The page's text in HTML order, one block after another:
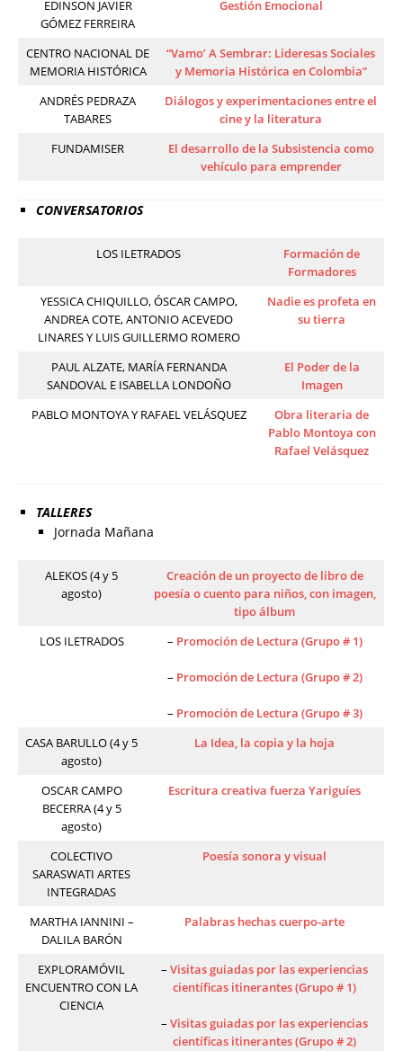
EDINSON JAVIER
GÓMEZ FERREIRA
Gestión Emocional
CENTRO NACIONAL DE
MEMORIA HISTÓRICA
“Vamo’ A Sembrar: Lideresas Sociales
y Memoria Histórica en Colombia”
ANDRÉS PEDRAZA
TABARES
Diálogos y experimentaciones entre el
cine y la literatura
FUNDAMISER
El desarrollo de la Subsistencia como
vehículo para emprender
CONVERSATORIOS
LOS ILETRADOS
Formación de
Formadores
YESSICA CHIQUILLO, ÓSCAR CAMPO,
ANDREA COTE, ANTONIO ACEVEDO
LINARES Y LUIS GUILLERMO ROMERO
Nadie es profeta en
su tierra
PAUL ALZATE, MARÍA FERNANDA
SANDOVAL E ISABELLA LONDOÑO
El Poder de la
Imagen
PABLO MONTOYA Y RAFAEL VELÁSQUEZ
Obra literaria de
Pablo Montoya con
Rafael Velásquez
TALLERES
Jornada Mañana
ALEKOS (4 y 5
agosto)
Creación de un proyecto de libro de
poesía o cuento para niños, con imagen,
tipo álbum
LOS ILETRADOS
– Promoción de Lectura (Grupo # 1)
– Promoción de Lectura (Grupo # 2)
– Promoción de Lectura (Grupo # 3)
CASA BARULLO (4 y 5
agosto)
La Idea, la copia y la hoja
OSCAR CAMPO
BECERRA (4 y 5
agosto)
Escritura creativa fuerza Yariguíes
COLECTIVO
SARASWATI ARTES
INTEGRADAS
Poesía sonora y visual
MARTHA IANNINI –
DALILA BARÓN
Palabras hechas cuerpo-arte
EXPLORAMÓVIL
ENCUENTRO CON LA
CIENCIA
– Visitas guiadas por las experiencias
científicas itinerantes (Grupo # 1)
– Visitas guiadas por las experiencias
científicas itinerantes (Grupo # 2)